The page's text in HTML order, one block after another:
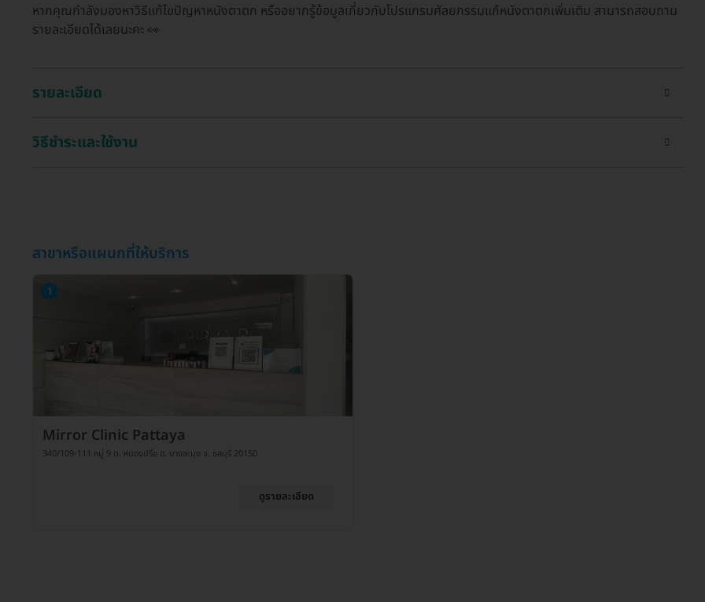
หากคุณกำลังมองหาวิธีแก้ไขปัญหาหนังตาตก หรืออยากรู้ข้อมูลเกี่ยวกับโปรแกรมศัลยกรรมแก้หนังตาตกเพิ่มเติม สามารถสอบถาม
รายละเอียดได้เลยนะคะ 👀
รายละเอียด
วิธีชำระและใช้งาน
สาขาหรือแผนกที่ให้บริการ
1
Mirror Clinic Pattaya
340/109-111 หมู่ 9 ต. หนองปรือ อ. บางละมุง จ. ชลบุรี 20150
ดูรายละเอียด